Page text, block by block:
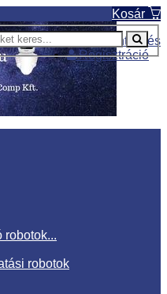
Kosár
Bejelentkezés
Regisztráció
robotok...
robotok